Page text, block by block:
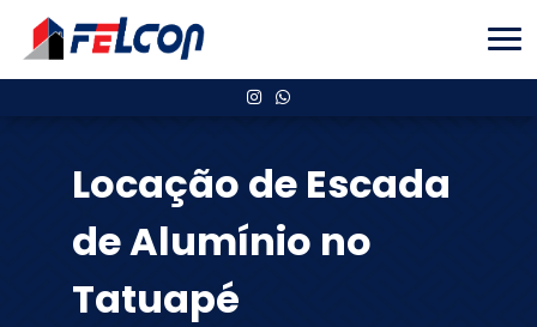
Locação de Escada
de Alumínio no
Tatuapé